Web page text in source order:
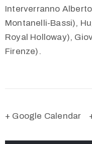
Interverranno
Montanelli-Bassi),
Royal Holloway),
Firenze).
+ Google Calendar